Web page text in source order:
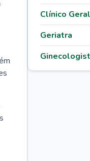
Clínico Geral
Geriatra